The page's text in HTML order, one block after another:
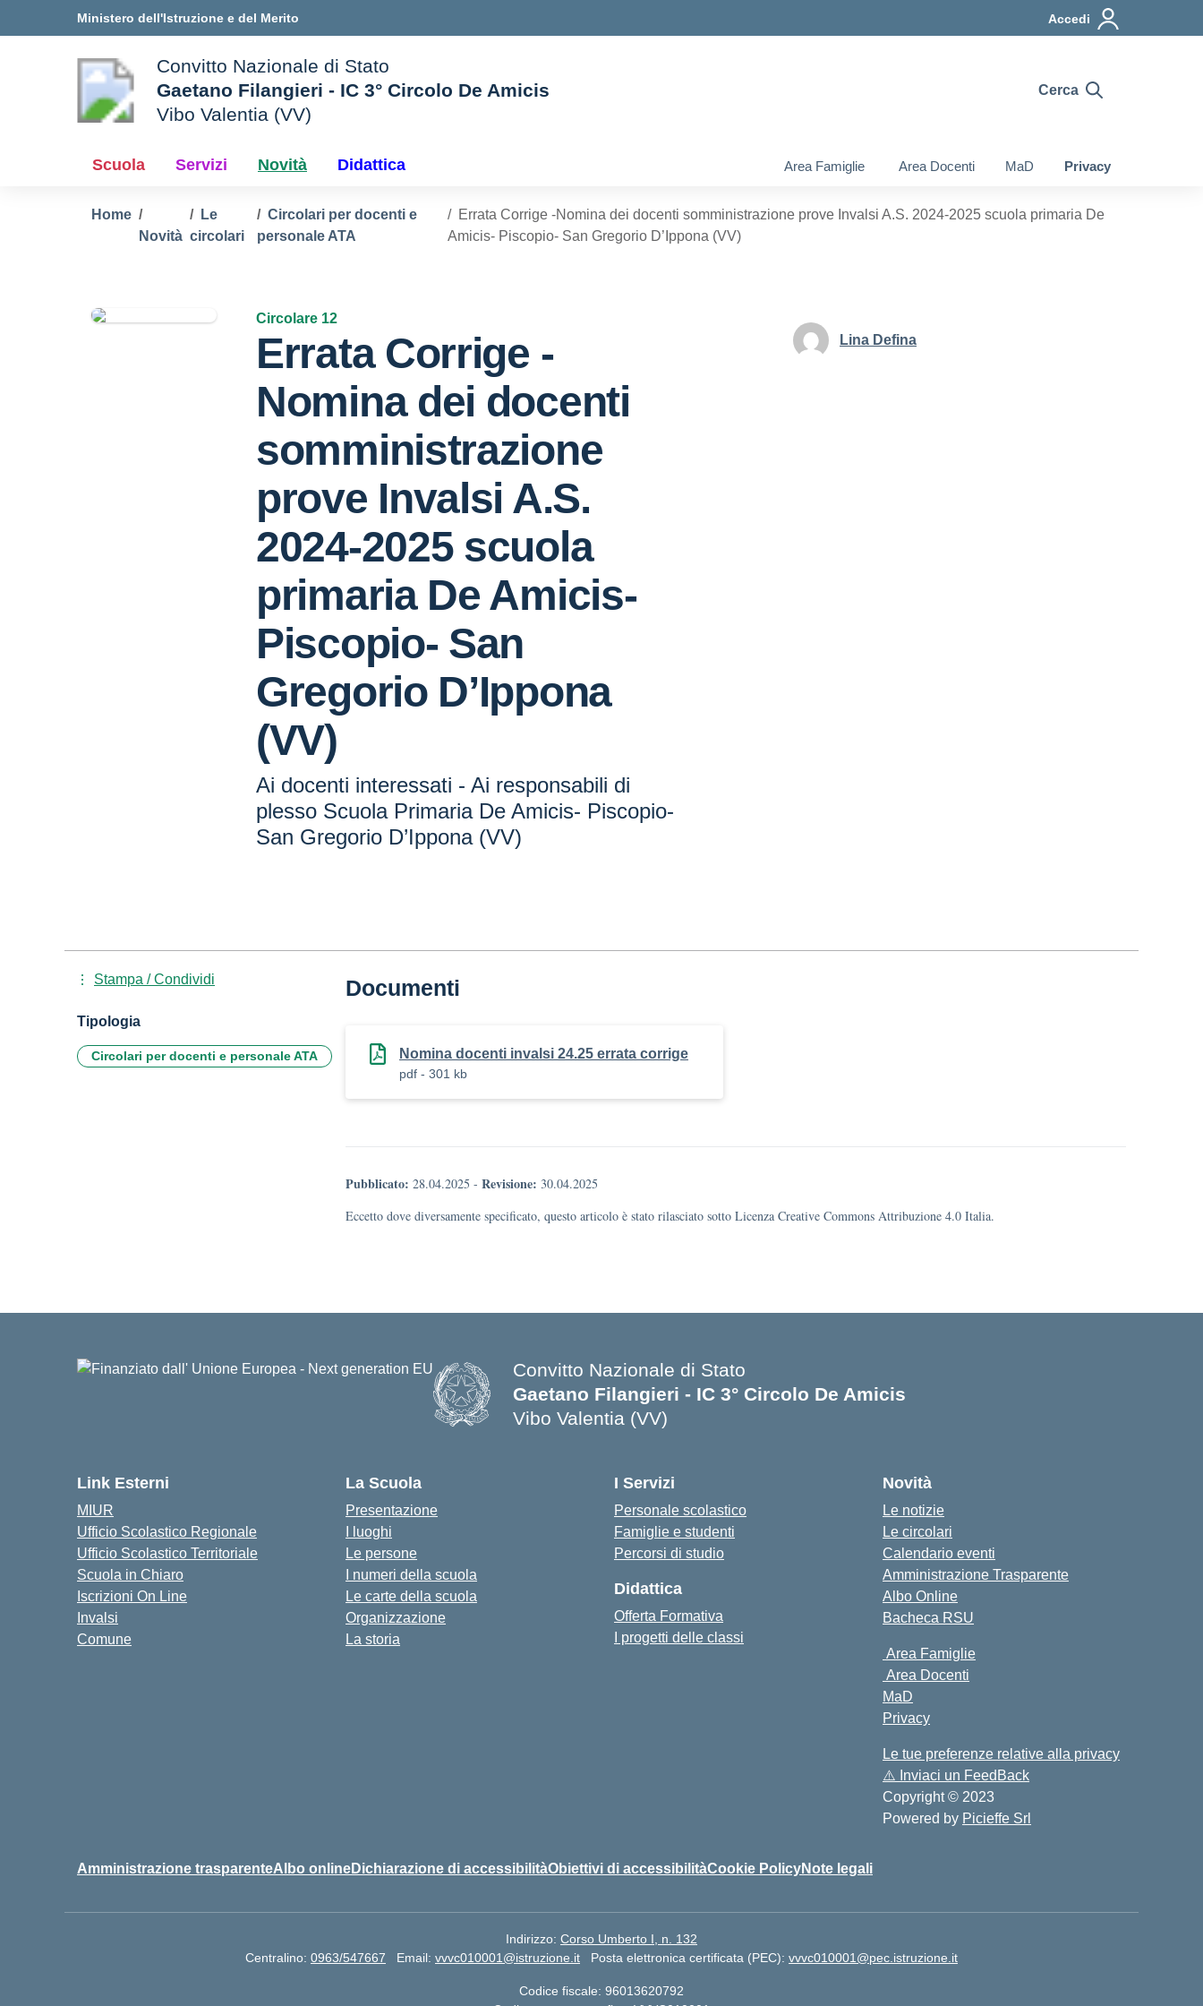
Ministero dell'Istruzione e del Merito Accedi
scuola
Convitto Nazionale di Stato
Gaetano Filangieri - IC 3° Circolo De Amicis
Vibo Valentia (VV)
Cerca
Scuola Servizi Novità Didattica Area Famiglie Area Docenti MaD Privacy
Home
Novità
Le
circolari
Circolari per docenti e
personale ATA
Errata Corrige -Nomina dei docenti somministrazione prove Invalsi A.S. 2024-2025 scuola primaria De
Amicis- Piscopio- San Gregorio D’Ippona (VV)
Circolare 12
Errata Corrige -
Nomina dei docenti
somministrazione
prove Invalsi A.S.
2024-2025 scuola
primaria De Amicis-
Piscopio- San
Gregorio D’Ippona
(VV)
Ai docenti interessati - Ai responsabili di
plesso Scuola Primaria De Amicis- Piscopio-
San Gregorio D’Ippona (VV)
Lina Defina
Documenti
Nomina docenti invalsi 24.25 errata corrige
pdf - 301 kb
Pubblicato: 28.04.2025 - Revisione: 30.04.2025
Eccetto dove diversamente specificato, questo articolo è stato rilasciato sotto Licenza Creative Commons Attribuzione 4.0 Italia.
Stampa / Condividi
Tipologia
Circolari per docenti e personale ATA
Convitto Nazionale di Stato
Gaetano Filangieri - IC 3° Circolo De Amicis
Vibo Valentia (VV)
Link Esterni
MIUR
Ufficio Scolastico Regionale
Ufficio Scolastico Territoriale
Scuola in Chiaro
Iscrizioni On Line
Invalsi
Comune
La Scuola
Presentazione
I luoghi
Le persone
I numeri della scuola
Le carte della scuola
Organizzazione
La storia
I Servizi
Personale scolastico
Famiglie e studenti
Percorsi di studio
Didattica
Offerta Formativa
I progetti delle classi
Novità
Le notizie
Le circolari
Calendario eventi
Amministrazione Trasparente
Albo Online
Bacheca RSU
Area Famiglie
Area Docenti
MaD
Privacy
Le tue preferenze relative alla privacy
⚠️ Inviaci un FeedBack
Copyright © 2023
Powered by Picieffe Srl
Amministrazione trasparenteAlbo onlineDichiarazione di accessibilitàObiettivi di accessibilitàCookie PolicyNote legali
Indirizzo: Corso Umberto I, n. 132
Centralino: 0963/547667 Email: vvvc010001@istruzione.it Posta elettronica certificata (PEC): vvvc010001@pec.istruzione.it
Codice fiscale: 96013620792